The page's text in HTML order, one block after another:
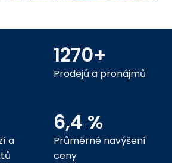
1270+
Prodejů a pronájmů
a
6,4 %
Průměrné navýšení
ceny